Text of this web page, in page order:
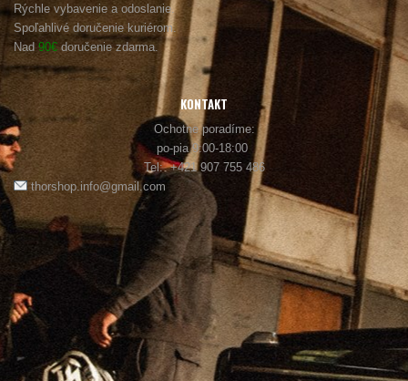
Rýchle vybavenie a odoslanie.
Spoľahlivé doručenie kuriérom.
Nad90€ doručenie zdarma.
KONTAKT
Ochotne poradíme:
po-pia 9:00-18:00
Tel: +421 907 755 486
thorshop.info@gmail.com